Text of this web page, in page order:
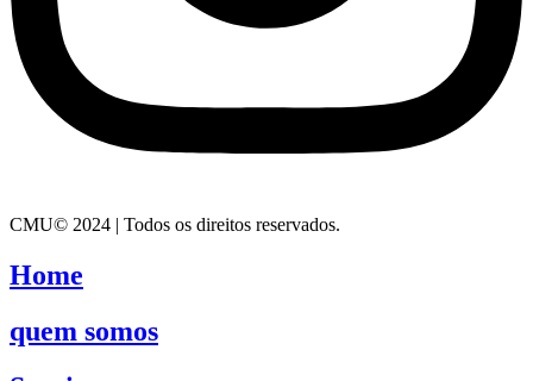
CMU© 2024 | Todos os direitos reservados.
Home
quem somos